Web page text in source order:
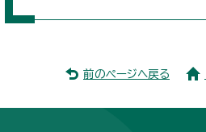
前のページへ戻る